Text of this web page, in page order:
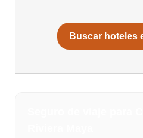
Buscar hoteles